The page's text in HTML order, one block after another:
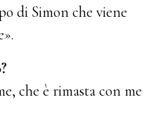
di Simon che viene
che è rimasta con me